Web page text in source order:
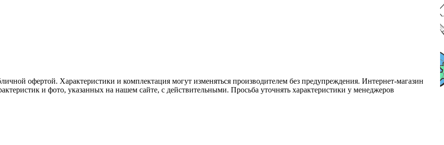
офертой. Характеристики и комплектация могут изменяться производителем без предупреждения. Интернет-магазин
и фото, указанных на нашем сайте, с действительными. Просьба уточнять характеристики у менеджеров